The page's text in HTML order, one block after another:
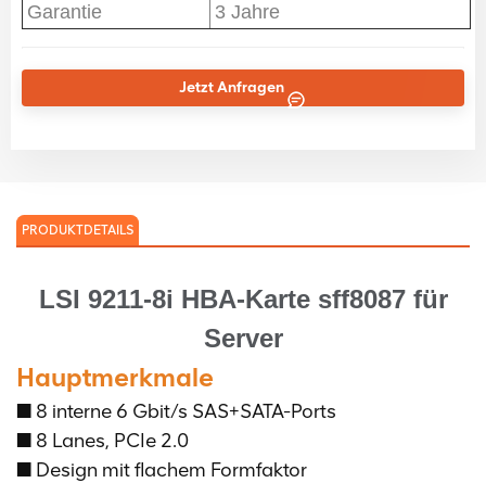
Garantie
3 Jahre
Jetzt Anfragen
PRODUKTDETAILS
LSI 9211-8i HBA-Karte sff8087 für
Server
Hauptmerkmale
■ 8 interne 6 Gbit/s SAS+SATA-Ports
■ 8 Lanes, PCIe 2.0
■ Design mit flachem Formfaktor